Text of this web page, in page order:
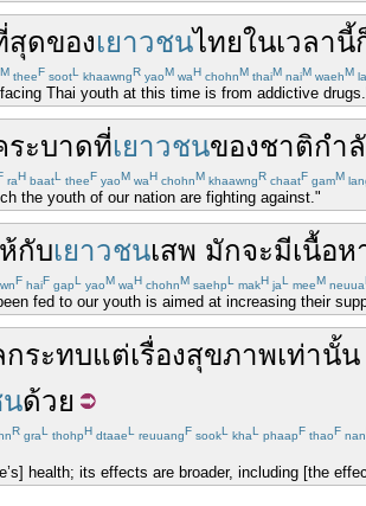
สุดของเยาวชนไทยในเวลานี้
M theeF sootL khaawngR yaoM waH chohnM thaiM naiM waehM
Thai youth at this time is from addictive
ระบาดที่เยาวชนของชาติกำ
raH baatL theeF yaoM waH chohnM khaawngR chaatF gamM
the youth of our nation are fighting against."
กับเยาวชนเสพ มักจะมีเนื้อห
F haiF gapL yaoM waH chohnM saehpL makH jaL meeM neuua
fed to our youth is aimed at increasing their
กระทบแต่เรื่องสุขภาพเท่านั้น
นด้วย
R graL thohpH dtaaeL reuuangF sookL khaL phaapF thaoF nan
health; its effects are broader, including [the